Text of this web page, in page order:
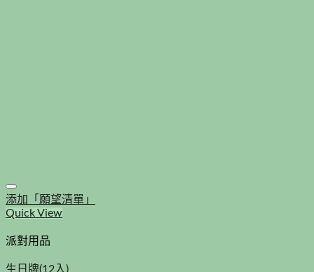
添加「願望清單」
Quick View
派對用品
生日牌(12入)